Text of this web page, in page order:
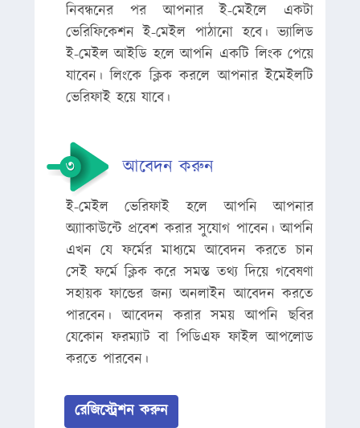
নিবন্ধনের পর আপনার ই-মেইলে একটা
ভেরিফিকেশন ই-মেইল পাঠানো হবে। ভ্যালিড
ই-মেইল আইডি হলে আপনি একটি লিংক পেয়ে
যাবেন। লিংকে ক্লিক করলে আপনার ইমেইলটি
ভেরিফাই হয়ে যাবে।
আবেদন করুন
ই-মেইল ভেরিফাই হলে আপনি আপনার
অ্যাাকাউন্টে প্রবেশ করার সুযোগ পাবেন। আপনি
এখন যে ফর্মের মাধ্যমে আবেদন করতে চান
সেই ফর্মে ক্লিক করে সমস্ত তথ্য দিয়ে গবেষণা
সহায়ক ফান্ডের জন্য অনলাইন আবেদন করতে
পারবেন। আবেদন করার সময় আপনি ছবির
যেকোন ফরম্যাট বা পিডিএফ ফাইল আপলোড
করতে পারবেন।
রেজিস্ট্রেশন করুন